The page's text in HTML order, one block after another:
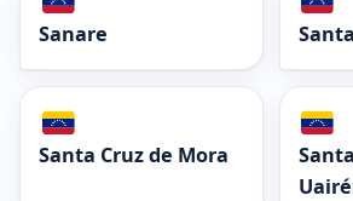
Sanare
Santa Cruz de Mora